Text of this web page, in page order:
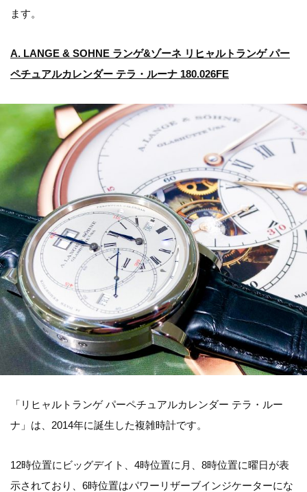
ます。
A. LANGE & SOHNE ランゲ&ゾーネ リヒャルトランゲ パー
ペチュアルカレンダー テラ・ルーナ 180.026FE
「リヒャルトランゲ パーペチュアルカレンダー テラ・ルー
ナ」は、2014年に誕生した複雑時計です。
12時位置にビッグデイト、4時位置に月、8時位置に曜日が表
示されており、6時位置はパワーリザーブインジケーターにな